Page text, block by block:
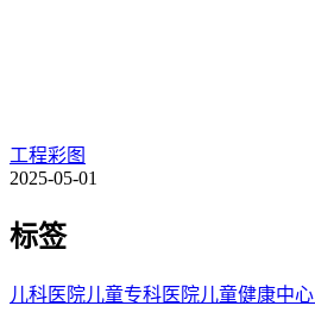
工程彩图
2025-05-01
标签
儿科医院儿童专科医院儿童健康中心